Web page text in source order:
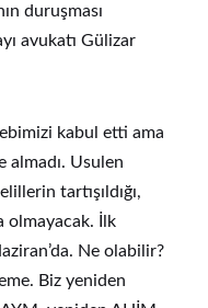
duruşması
avukatı Gülizar
kabul etti ama
Usulen
tartışıldığı,
olmayacak. İlk
Ne olabilir?
Biz yeniden